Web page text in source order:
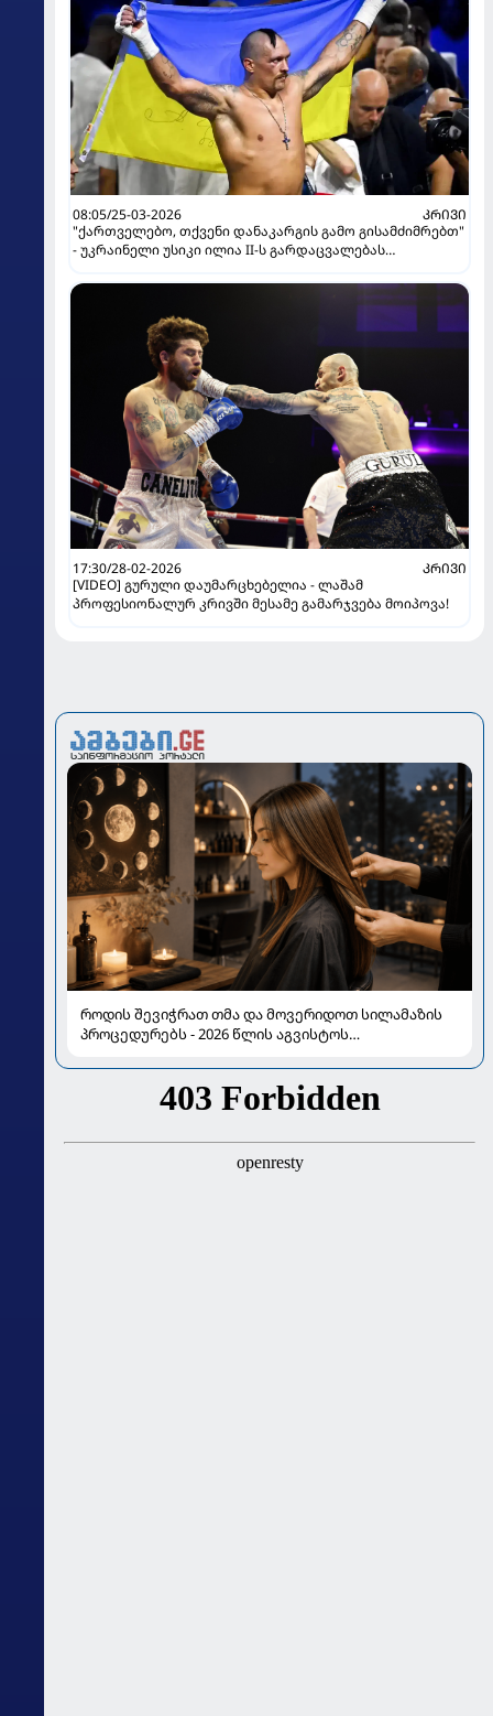
08:05/25-03-2026
ᲙᲠᲘᲕᲘ
"ქართველებო, თქვენი დანაკარგის გამო გისამძიმრებთ"
- უკრაინელი უსიკი ილია II-ს გარდაცვალებას
17:30/28-02-2026
ᲙᲠᲘᲕᲘ
[VIDEO] გურული დაუმარცხებელია - ლაშამ
პროფესიონალურ კრივში მესამე გამარჯვება მოიპოვა!
როდის შევიჭრათ თმა და მოვერიდოთ სილამაზის
პროცედურებს - 2026 წლის აგვისტოს